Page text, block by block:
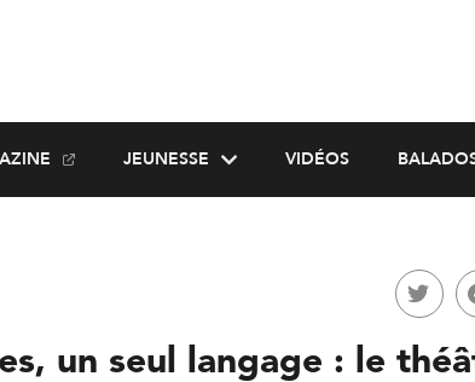
JEUNESSE VIDÉOS
un seul langage : le